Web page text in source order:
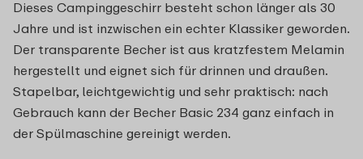
Dieses Campinggeschirr besteht schon länger als 30
Jahre und ist inzwischen ein echter Klassiker geworden.
Der transparente Becher ist aus kratzfestem Melamin
hergestellt und eignet sich für drinnen und draußen.
Stapelbar, leichtgewichtig und sehr praktisch: nach
Gebrauch kann der Becher Basic 234 ganz einfach in
der Spülmaschine gereinigt werden.